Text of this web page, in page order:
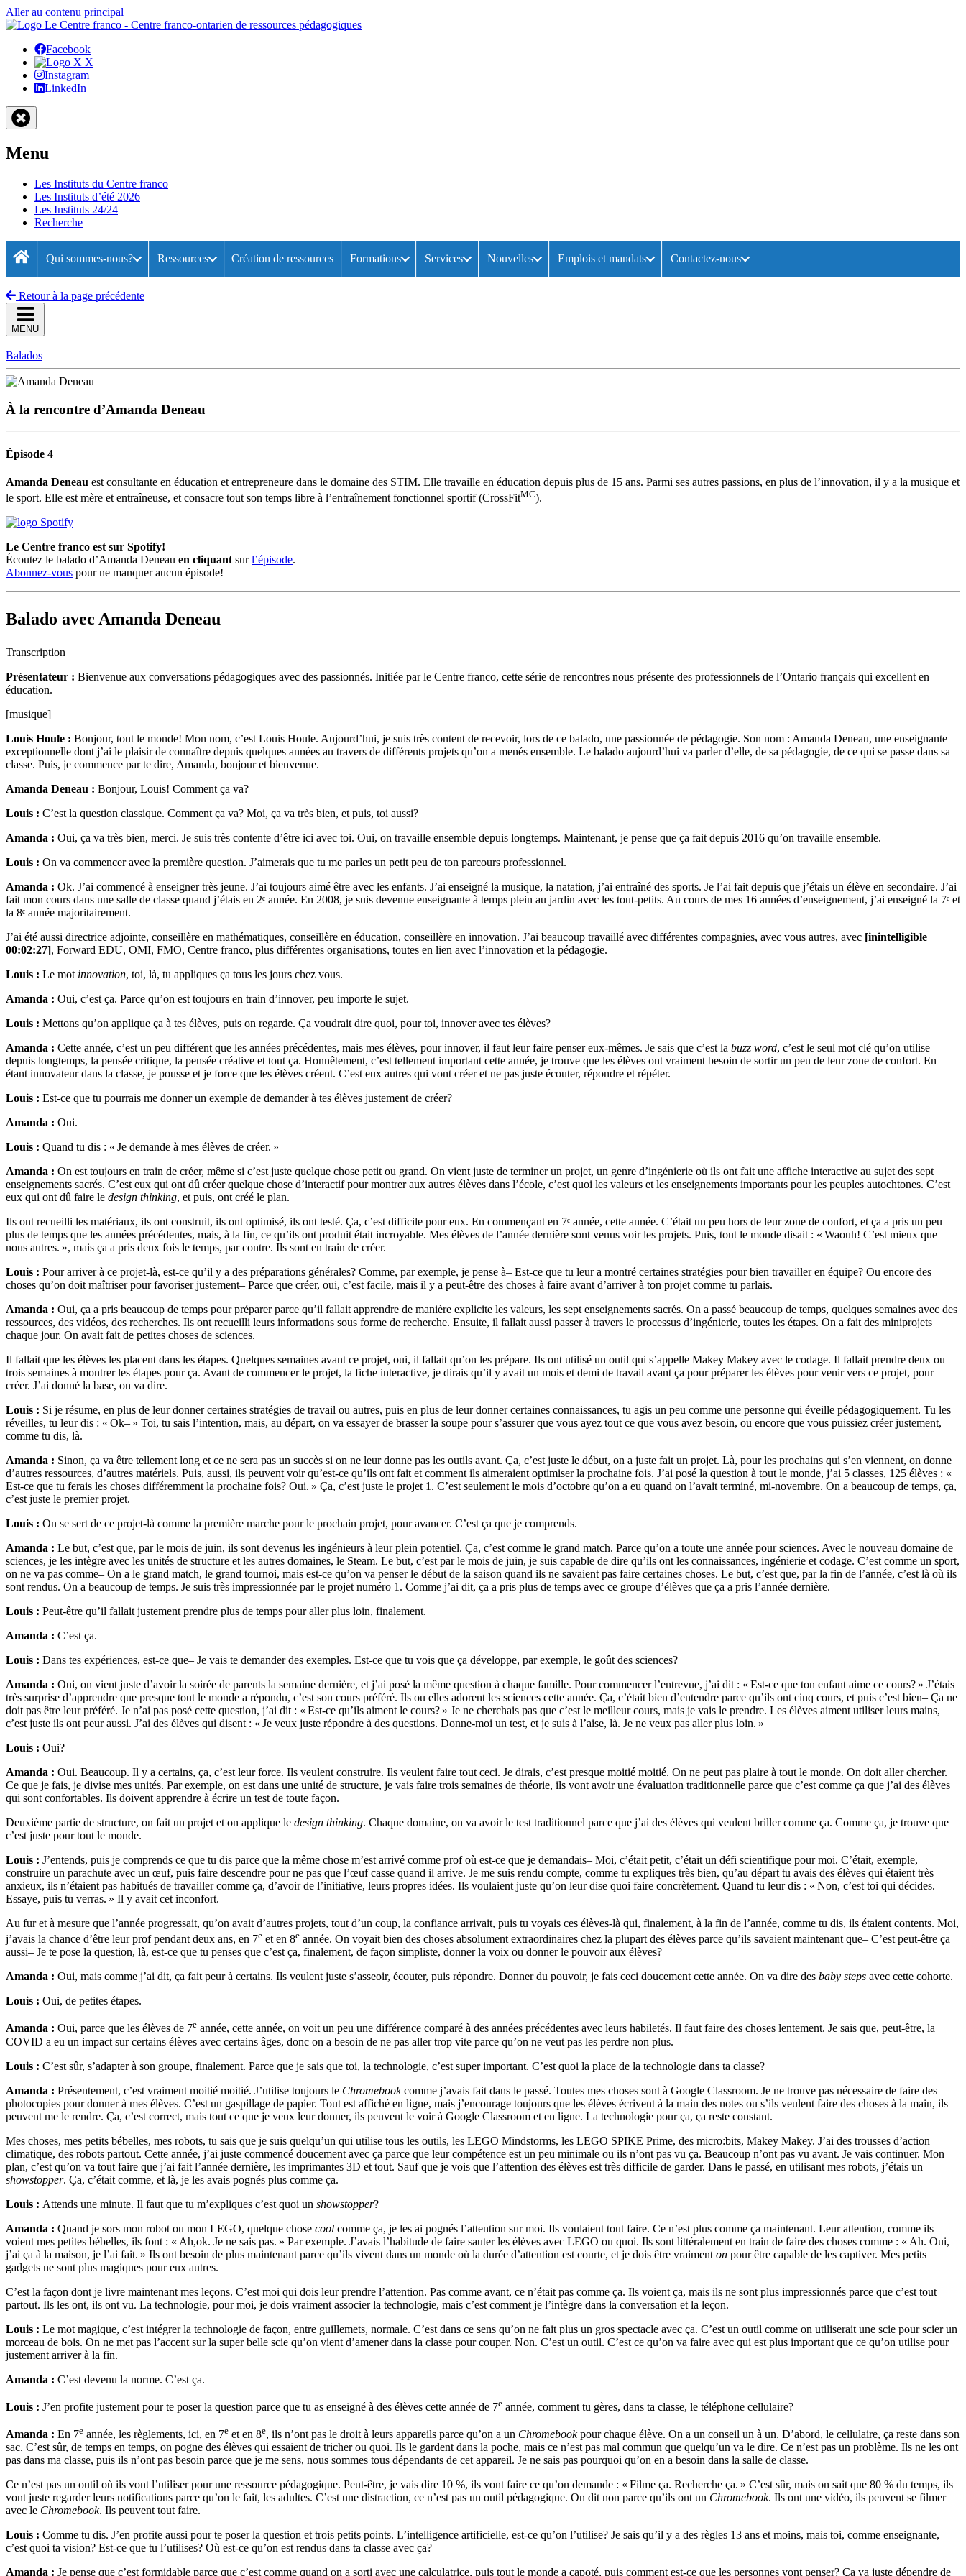
Aller au contenu principal
Facebook
X
Instagram
LinkedIn
Menu
Les Instituts du Centre franco
Les Instituts d’été 2026
Les Instituts 24/24
Recherche
Accueil
Qui sommes-nous? Ressources Création de ressources Formations Services Nouvelles Emplois et mandats Contactez-nous
Retour à la page précédente
MENU
Balados
À la rencontre d’Amanda Deneau
Épisode 4
Amanda Deneau est consultante en éducation et entrepreneure dans le domaine des STIM. Elle travaille en éducation depuis plus de 15 ans. Parmi ses autres passions, en plus de l’innovation, il y a la musique et
le sport. Elle est mère et entraîneuse, et consacre tout son temps libre à l’entraînement fonctionnel sportif (CrossFitMC).
Le Centre franco est sur Spotify!
Écoutez le balado d’Amanda Deneau en cliquant surl’épisode.
Abonnez-vous pour ne manquer aucun épisode!
Balado avec Amanda Deneau
Transcription
Présentateur : Bienvenue aux conversations pédagogiques avec des passionnés. Initiée par le Centre franco, cette série de rencontres nous présente des professionnels de l’Ontario français qui excellent en
éducation.
[musique]
Louis Houle : Bonjour, tout le monde! Mon nom, c’est Louis Houle. Aujourd’hui, je suis très content de recevoir, lors de ce balado, une passionnée de pédagogie. Son nom : Amanda Deneau, une enseignante
exceptionnelle dont j’ai le plaisir de connaître depuis quelques années au travers de différents projets qu’on a menés ensemble. Le balado aujourd’hui va parler d’elle, de sa pédagogie, de ce qui se passe dans sa
classe. Puis, je commence par te dire, Amanda, bonjour et bienvenue.
Amanda Deneau : Bonjour, Louis! Comment ça va?
Louis : C’est la question classique. Comment ça va? Moi, ça va très bien, et puis, toi aussi?
Amanda : Oui, ça va très bien, merci. Je suis très contente d’être ici avec toi. Oui, on travaille ensemble depuis longtemps. Maintenant, je pense que ça fait depuis 2016 qu’on travaille ensemble.
Louis : On va commencer avec la première question. J’aimerais que tu me parles un petit peu de ton parcours professionnel.
Amanda : Ok. J’ai commencé à enseigner très jeune. J’ai toujours aimé être avec les enfants. J’ai enseigné la musique, la natation, j’ai entraîné des sports. Je l’ai fait depuis que j’étais un élève en secondaire. J’ai
fait mon cours dans une salle de classe quand j’étais en 2ᵉ année. En 2008, je suis devenue enseignante à temps plein au jardin avec les tout-petits. Au cours de mes 16 années d’enseignement, j’ai enseigné la 7ᵉ et
la 8ᵉ année majoritairement.
J’ai été aussi directrice adjointe, conseillère en mathématiques, conseillère en éducation, conseillère en innovation. J’ai beaucoup travaillé avec différentes compagnies, avec vous autres, avec [inintelligible
00:02:27], Forward EDU, OMI, FMO, Centre franco, plus différentes organisations, toutes en lien avec l’innovation et la pédagogie.
Louis : Le mot innovation, toi, là, tu appliques ça tous les jours chez vous.
Amanda : Oui, c’est ça. Parce qu’on est toujours en train d’innover, peu importe le sujet.
Louis : Mettons qu’on applique ça à tes élèves, puis on regarde. Ça voudrait dire quoi, pour toi, innover avec tes élèves?
Amanda : Cette année, c’est un peu différent que les années précédentes, mais mes élèves, pour innover, il faut leur faire penser eux-mêmes. Je sais que c’est la buzz word, c’est le seul mot clé qu’on utilise
depuis longtemps, la pensée critique, la pensée créative et tout ça. Honnêtement, c’est tellement important cette année, je trouve que les élèves ont vraiment besoin de sortir un peu de leur zone de confort. En
étant innovateur dans la classe, je pousse et je force que les élèves créent. C’est eux autres qui vont créer et ne pas juste écouter, répondre et répéter.
Louis : Est-ce que tu pourrais me donner un exemple de demander à tes élèves justement de créer?
Amanda : Oui.
Louis : Quand tu dis : « Je demande à mes élèves de créer. »
Amanda : On est toujours en train de créer, même si c’est juste quelque chose petit ou grand. On vient juste de terminer un projet, un genre d’ingénierie où ils ont fait une affiche interactive au sujet des sept
enseignements sacrés. C’est eux qui ont dû créer quelque chose d’interactif pour montrer aux autres élèves dans l’école, c’est quoi les valeurs et les enseignements importants pour les peuples autochtones. C’est
eux qui ont dû faire le design thinking, et puis, ont créé le plan.
Ils ont recueilli les matériaux, ils ont construit, ils ont optimisé, ils ont testé. Ça, c’est difficile pour eux. En commençant en 7ᵉ année, cette année. C’était un peu hors de leur zone de confort, et ça a pris un peu
plus de temps que les années précédentes, mais, à la fin, ce qu’ils ont produit était incroyable. Mes élèves de l’année dernière sont venus voir les projets. Puis, tout le monde disait : « Waouh! C’est mieux que
nous autres. », mais ça a pris deux fois le temps, par contre. Ils sont en train de créer.
Louis : Pour arriver à ce projet-là, est-ce qu’il y a des préparations générales? Comme, par exemple, je pense à– Est-ce que tu leur a montré certaines stratégies pour bien travailler en équipe? Ou encore des
choses qu’on doit maîtriser pour favoriser justement– Parce que créer, oui, c’est facile, mais il y a peut-être des choses à faire avant d’arriver à ton projet comme tu parlais.
Amanda : Oui, ça a pris beaucoup de temps pour préparer parce qu’il fallait apprendre de manière explicite les valeurs, les sept enseignements sacrés. On a passé beaucoup de temps, quelques semaines avec des
ressources, des vidéos, des recherches. Ils ont recueilli leurs informations sous forme de recherche. Ensuite, il fallait aussi passer à travers le processus d’ingénierie, toutes les étapes. On a fait des miniprojets
chaque jour. On avait fait de petites choses de sciences.
Il fallait que les élèves les placent dans les étapes. Quelques semaines avant ce projet, oui, il fallait qu’on les prépare. Ils ont utilisé un outil qui s’appelle Makey Makey avec le codage. Il fallait prendre deux ou
trois semaines à montrer les étapes pour ça. Avant de commencer le projet, la fiche interactive, je dirais qu’il y avait un mois et demi de travail avant ça pour préparer les élèves pour venir vers ce projet, pour
créer. J’ai donné la base, on va dire.
Louis : Si je résume, en plus de leur donner certaines stratégies de travail ou autres, puis en plus de leur donner certaines connaissances, tu agis un peu comme une personne qui éveille pédagogiquement. Tu les
réveilles, tu leur dis : « Ok– » Toi, tu sais l’intention, mais, au départ, on va essayer de brasser la soupe pour s’assurer que vous ayez tout ce que vous avez besoin, ou encore que vous puissiez créer justement,
comme tu dis, là.
Amanda : Sinon, ça va être tellement long et ce ne sera pas un succès si on ne leur donne pas les outils avant. Ça, c’est juste le début, on a juste fait un projet. Là, pour les prochains qui s’en viennent, on donne
d’autres ressources, d’autres matériels. Puis, aussi, ils peuvent voir qu’est-ce qu’ils ont fait et comment ils aimeraient optimiser la prochaine fois. J’ai posé la question à tout le monde, j’ai 5 classes, 125 élèves : «
Est-ce que tu ferais les choses différemment la prochaine fois? Oui. » Ça, c’est juste le projet 1. C’est seulement le mois d’octobre qu’on a eu quand on l’avait terminé, mi-novembre. On a beaucoup de temps, ça,
c’est juste le premier projet.
Louis : On se sert de ce projet-là comme la première marche pour le prochain projet, pour avancer. C’est ça que je comprends.
Amanda : Le but, c’est que, par le mois de juin, ils sont devenus les ingénieurs à leur plein potentiel. Ça, c’est comme le grand match. Parce qu’on a toute une année pour sciences. Avec le nouveau domaine de
sciences, je les intègre avec les unités de structure et les autres domaines, le Steam. Le but, c’est par le mois de juin, je suis capable de dire qu’ils ont les connaissances, ingénierie et codage. C’est comme un sport,
on ne va pas comme– On a le grand match, le grand tournoi, mais est-ce qu’on va penser le début de la saison quand ils ne savaient pas faire certaines choses. Le but, c’est que, par la fin de l’année, c’est là où ils
sont rendus. On a beaucoup de temps. Je suis très impressionnée par le projet numéro 1. Comme j’ai dit, ça a pris plus de temps avec ce groupe d’élèves que ça a pris l’année dernière.
Louis : Peut-être qu’il fallait justement prendre plus de temps pour aller plus loin, finalement.
Amanda : C’est ça.
Louis : Dans tes expériences, est-ce que– Je vais te demander des exemples. Est-ce que tu vois que ça développe, par exemple, le goût des sciences?
Amanda : Oui, on vient juste d’avoir la soirée de parents la semaine dernière, et j’ai posé la même question à chaque famille. Pour commencer l’entrevue, j’ai dit : « Est-ce que ton enfant aime ce cours? » J’étais
très surprise d’apprendre que presque tout le monde a répondu, c’est son cours préféré. Ils ou elles adorent les sciences cette année. Ça, c’était bien d’entendre parce qu’ils ont cinq cours, et puis c’est bien– Ça ne
doit pas être leur préféré. Je n’ai pas posé cette question, j’ai dit : « Est-ce qu’ils aiment le cours? » Je ne cherchais pas que c’est le meilleur cours, mais je vais le prendre. Les élèves aiment utiliser leurs mains,
c’est juste ils ont peur aussi. J’ai des élèves qui disent : « Je veux juste répondre à des questions. Donne-moi un test, et je suis à l’aise, là. Je ne veux pas aller plus loin. »
Louis : Oui?
Amanda : Oui. Beaucoup. Il y a certains, ça, c’est leur force. Ils veulent construire. Ils veulent faire tout ceci. Je dirais, c’est presque moitié moitié. On ne peut pas plaire à tout le monde. On doit aller chercher.
Ce que je fais, je divise mes unités. Par exemple, on est dans une unité de structure, je vais faire trois semaines de théorie, ils vont avoir une évaluation traditionnelle parce que c’est comme ça que j’ai des élèves
qui sont confortables. Ils doivent apprendre à écrire un test de toute façon.
Deuxième partie de structure, on fait un projet et on applique le design thinking. Chaque domaine, on va avoir le test traditionnel parce que j’ai des élèves qui veulent briller comme ça. Comme ça, je trouve que
c’est juste pour tout le monde.
Louis : J’entends, puis je comprends ce que tu dis parce que la même chose m’est arrivé comme prof où est-ce que je demandais– Moi, c’était petit, c’était un défi scientifique pour moi. C’était, exemple,
construire un parachute avec un œuf, puis faire descendre pour ne pas que l’œuf casse quand il arrive. Je me suis rendu compte, comme tu expliques très bien, qu’au départ tu avais des élèves qui étaient très
anxieux, ils n’étaient pas habitués de travailler comme ça, d’avoir de l’initiative, leurs propres idées. Ils voulaient juste qu’on leur dise quoi faire concrètement. Quand tu leur dis : « Non, c’est toi qui décides.
Essaye, puis tu verras. » Il y avait cet inconfort.
Au fur et à mesure que l’année progressait, qu’on avait d’autres projets, tout d’un coup, la confiance arrivait, puis tu voyais ces élèves-là qui, finalement, à la fin de l’année, comme tu dis, ils étaient contents. Moi,
j’avais la chance d’être leur prof pendant deux ans, en 7e et en 8e année. On voyait bien des choses absolument extraordinaires chez la plupart des élèves parce qu’ils savaient maintenant que– C’est peut-être ça
aussi– Je te pose la question, là, est-ce que tu penses que c’est ça, finalement, de façon simpliste, donner la voix ou donner le pouvoir aux élèves?
Amanda : Oui, mais comme j’ai dit, ça fait peur à certains. Ils veulent juste s’asseoir, écouter, puis répondre. Donner du pouvoir, je fais ceci doucement cette année. On va dire des baby steps avec cette cohorte.
Louis : Oui, de petites étapes.
Amanda : Oui, parce que les élèves de 7e année, cette année, on voit un peu une différence comparé à des années précédentes avec leurs habiletés. Il faut faire des choses lentement. Je sais que, peut-être, la
COVID a eu un impact sur certains élèves avec certains âges, donc on a besoin de ne pas aller trop vite parce qu’on ne veut pas les perdre non plus.
Louis : C’est sûr, s’adapter à son groupe, finalement. Parce que je sais que toi, la technologie, c’est super important. C’est quoi la place de la technologie dans ta classe?
Amanda : Présentement, c’est vraiment moitié moitié. J’utilise toujours le Chromebookcomme j’avais fait dans le passé. Toutes mes choses sont à Google Classroom. Je ne trouve pas nécessaire de faire des
photocopies pour donner à mes élèves. C’est un gaspillage de papier. Tout est affiché en ligne, mais j’encourage toujours que les élèves écrivent à la main des notes ou s’ils veulent faire des choses à la main, ils
peuvent me le rendre. Ça, c’est correct, mais tout ce que je veux leur donner, ils peuvent le voir à Google Classroom et en ligne. La technologie pour ça, ça reste constant.
Mes choses, mes petits bébelles, mes robots, tu sais que je suis quelqu’un qui utilise tous les outils, les LEGO Mindstorms, les LEGO SPIKE Prime, des micro:bits, Makey Makey. J’ai des trousses d’action
climatique, des robots partout. Cette année, j’ai juste commencé doucement avec ça parce que leur compétence est un peu minimale ou ils n’ont pas vu ça. Beaucoup n’ont pas vu avant. Je vais continuer. Mon
plan, c’est qu’on va tout faire que j’ai fait l’année dernière, les imprimantes 3D et tout. Sauf que je vois que l’attention des élèves est très difficile de garder. Dans le passé, en utilisant mes robots, j’étais un
showstopper. Ça, c’était comme, et là, je les avais pognés plus comme ça.
Louis : Attends une minute. Il faut que tu m’expliques c’est quoi un showstopper?
Amanda : Quand je sors mon robot ou mon LEGO, quelque chose cool comme ça, je les ai pognés l’attention sur moi. Ils voulaient tout faire. Ce n’est plus comme ça maintenant. Leur attention, comme ils
voient mes petites bébelles, ils font : « Ah,ok. Je ne sais pas. » Par exemple. J’avais l’habitude de faire sauter les élèves avec LEGO ou quoi. Ils sont littéralement en train de faire des choses comme : « Ah. Oui,
j’ai ça à la maison, je l’ai fait. » Ils ont besoin de plus maintenant parce qu’ils vivent dans un monde où la durée d’attention est courte, et je dois être vraiment on pour être capable de les captiver. Mes petits
gadgets ne sont plus magiques pour eux autres.
C’est la façon dont je livre maintenant mes leçons. C’est moi qui dois leur prendre l’attention. Pas comme avant, ce n’était pas comme ça. Ils voient ça, mais ils ne sont plus impressionnés parce que c’est tout
partout. Ils les ont, ils ont vu. La technologie, pour moi, je dois vraiment associer la technologie, mais c’est comment je l’intègre dans la conversation et la leçon.
Louis : Le mot magique, c’est intégrer la technologie de façon, entre guillemets, normale. C’est dans ce sens qu’on ne fait plus un gros spectacle avec ça. C’est un outil comme on utiliserait une scie pour scier un
morceau de bois. On ne met pas l’accent sur la super belle scie qu’on vient d’amener dans la classe pour couper. Non. C’est un outil. C’est ce qu’on va faire avec qui est plus important que ce qu’on utilise pour
justement arriver à la fin.
Amanda : C’est devenu la norme. C’est ça.
Louis : J’en profite justement pour te poser la question parce que tu as enseigné à des élèves cette année de 7e année, comment tu gères, dans ta classe, le téléphone cellulaire?
Amanda : En 7e année, les règlements, ici, en 7e et en 8e, ils n’ont pas le droit à leurs appareils parce qu’on a un Chromebookpour chaque élève. On a un conseil un à un. D’abord, le cellulaire, ça reste dans son
sac. C’est sûr, de temps en temps, on pogne des élèves qui essaient de tricher ou quoi. Ils le gardent dans la poche, mais ce n’est pas mal commun que quelqu’un va le dire. Ce n’est pas un problème. Ils ne les ont
pas dans ma classe, puis ils n’ont pas besoin parce que je me sens, nous sommes tous dépendants de cet appareil. Je ne sais pas pourquoi qu’on en a besoin dans la salle de classe.
Ce n’est pas un outil où ils vont l’utiliser pour une ressource pédagogique. Peut-être, je vais dire 10 %, ils vont faire ce qu’on demande : « Filme ça. Recherche ça. » C’est sûr, mais on sait que 80 % du temps, ils
vont juste regarder leurs notifications parce qu’on le fait, les adultes. C’est une distraction, ce n’est pas un outil pédagogique. On dit non parce qu’ils ont un Chromebook. Ils ont une vidéo, ils peuvent se filmer
avec le Chromebook. Ils peuvent tout faire.
Louis : Comme tu dis. J’en profite aussi pour te poser la question et trois petits points. L’intelligence artificielle, est-ce qu’on l’utilise? Je sais qu’il y a des règles 13 ans et moins, mais toi, comme enseignante,
c’est quoi ta vision? Est-ce que tu l’utilises? Où est-ce qu’on est rendus dans ta classe avec ça?
Amanda : Je pense que c’est formidable parce que c’est comme quand on a sorti avec une calculatrice, puis tout le monde a capoté, puis comment est-ce que les personnes vont penser? Ça va juste dépendre de